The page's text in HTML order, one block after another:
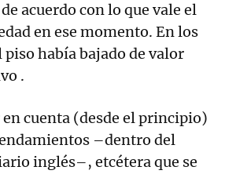
acuerdo con lo que vale el
en ese momento. En los
había bajado de valor
.
en cuenta (desde el principio)
–dentro del
inglés–, etcétera que se